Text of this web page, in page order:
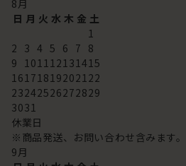
8月
日 月 火 水 木 金 土
1
2 3 4 5 6 7 8
9 101112131415
16171819202122
23242526272829
3031
休業日
※商品発送、お問い合わせ含みます。
9月